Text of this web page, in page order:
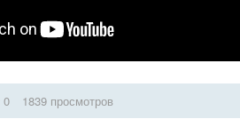
0 1839 просмотров